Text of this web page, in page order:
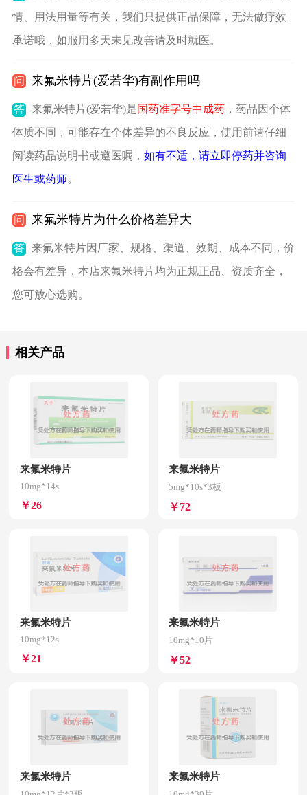
情、用法用量等有关，我们只提供正品保障，无法做疗效
承诺哦，如服用多天未见改善请及时就医。
问 来氟米特片(爱若华)有副作用吗
答 来氟米特片(爱若华)是国药准字号中成药，药品因个体
体质不同，可能存在个体差异的不良反应，使用前请仔细
阅读药品说明书或遵医嘱， 如有不适，请立即停药并咨询
医生或药师。
问 来氟米特片为什么价格差异大
答 来氟米特片因厂家、规格、渠道、效期、成本不同，价
格会有差异，本店来氟米特片均为正规正品、资质齐全，
您可放心选购。
相关产品
来氟米特片
10mg*14s
￥26
来氟米特片
5mg*10s*3板
￥72
来氟米特片
10mg*12s
￥21
来氟米特片
10mg*10片
￥52
来氟米特片 来氟米特片